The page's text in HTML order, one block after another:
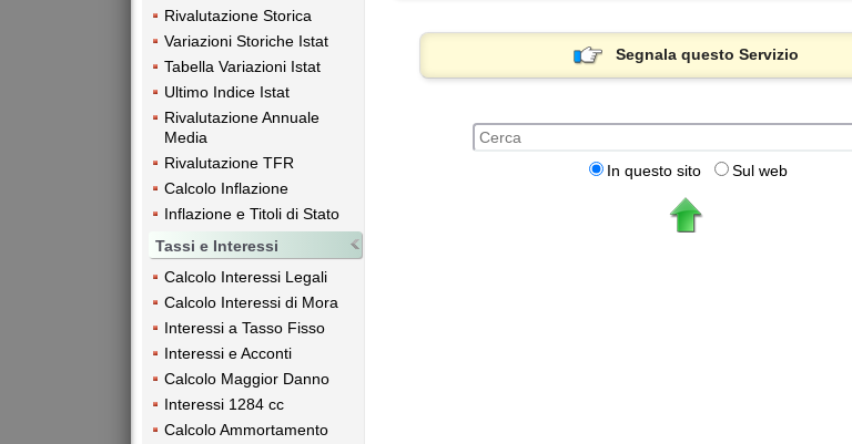
Rivalutazione Storica
Variazioni Storiche Istat
Tabella Variazioni Istat
Ultimo Indice Istat
Rivalutazione Annuale
Media
Rivalutazione TFR
Calcolo Inflazione
Inflazione e Titoli di Stato
Tassi e Interessi
Calcolo Interessi Legali
Calcolo Interessi di Mora
Interessi a Tasso Fisso
Interessi e Acconti
Calcolo Maggior Danno
Interessi 1284 cc
Calcolo Ammortamento
Segnala questo Servizio
In questo sito Sul web